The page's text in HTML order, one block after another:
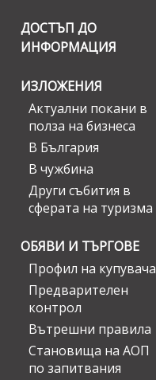
ДОСТЪП ДО
ИНФОРМАЦИЯ
ИЗЛОЖЕНИЯ
Актуални покани в
полза на бизнеса
В България
В чужбина
Други събития в
сферата на туризма
ОБЯВИ И ТЪРГОВЕ
Профил на купувача
Предварителен
контрол
Вътрешни правила
Становища на АОП
по запитвания